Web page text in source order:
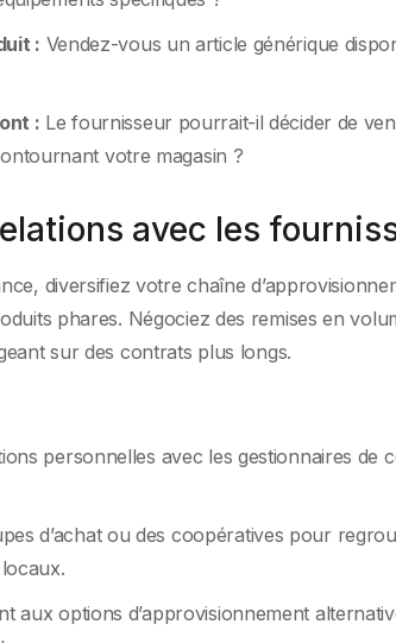
: Vendez-vous un article générique
: Le fournisseur pourrait-il décider de
votre magasin ?
avec les
diversifiez votre chaîne
phares. Négociez des remises en
sur des contrats plus longs.
personnelles avec les gestionnaires de
d’achat ou des coopératives pour
aux options d’approvisionnement